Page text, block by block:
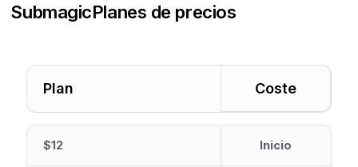
SubmagicPlanes de precios
Plan Coste
$12 Inicio